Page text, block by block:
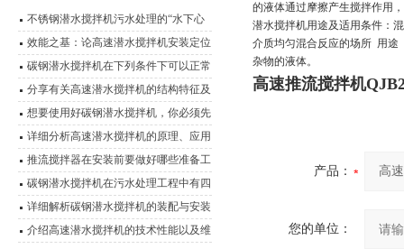
不锈钢潜水搅拌机污水处理的“水下心
脏”
效能之基：论高速潜水搅拌机安装定位
的科学要诀
碳钢潜水搅拌机在下列条件下可以正常
连续运行
分享有关高速潜水搅拌机的结构特征及
使用优势
想要使用好碳钢潜水搅拌机，你必须先
了解它的特点
详细分析高速潜水搅拌机的原理、应用
以及性能特点
推流搅拌器在安装前要做好哪些准备工
作？
碳钢潜水搅拌机在污水处理工程中有四
大应用
详细解析碳钢潜水搅拌机的装配与安装
介绍高速潜水搅拌机的技术性能以及维
的液体通过摩擦产生搅拌作用
潜水搅拌机用途及适用条件：
介质均匀混合反应的场所 用途
杂物的液体。
高速推流搅拌机
产品：
您的单位：